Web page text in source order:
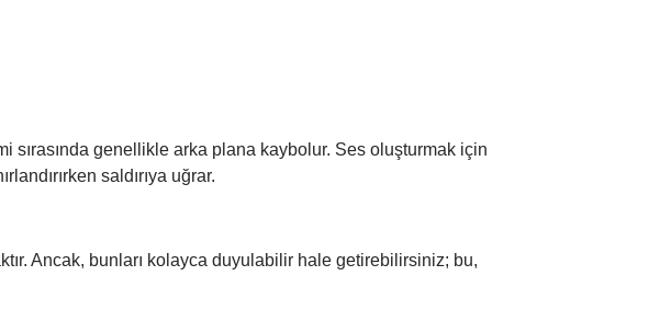
sırasında genellikle arka plana kaybolur. Ses oluşturmak için
saldırıya uğrar.
Ancak, bunları kolayca duyulabilir hale getirebilirsiniz; bu,